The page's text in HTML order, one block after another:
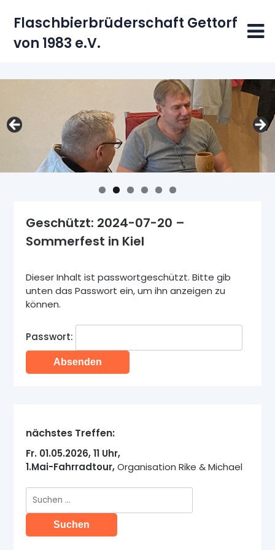
Flaschbierbrüderschaft Gettorf
von 1983 e.V.
Geschützt: 2024-07-20 –
Sommerfest in Kiel
Dieser Inhalt ist passwortgeschützt. Bitte gib
unten das Passwort ein, um ihn anzeigen zu
können.
Passwort:
nächstes Treffen:
Fr. 01.05.2026, 11 Uhr,
1.Mai-Fahrradtour,Organisation Rike & Michael
Suche
nach: